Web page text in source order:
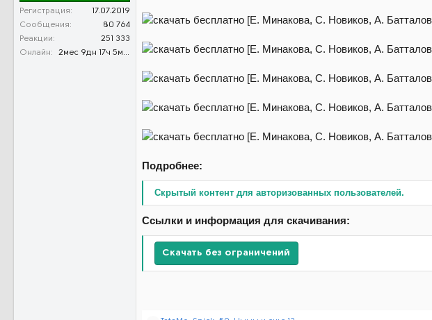
Регистрация
17.07.2019
Сообщения
80 764
Реакции
251 333
Онлайн
2мес 9дн 17ч 5м 34с
Подробнее:
Скрытый контент для авторизованных пользователей.
Ссылки и информация для скачивания:
Скачать без ограничений